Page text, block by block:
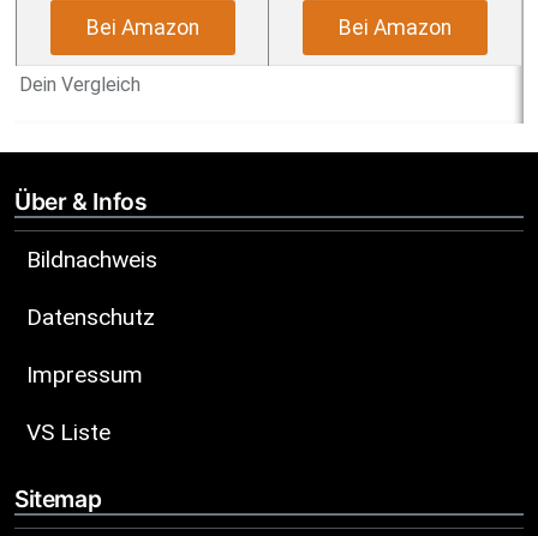
Dein Vergleich
Bei Amazon Bei Amazon
Über & Infos
Bildnachweis
Datenschutz
Impressum
VS Liste
Sitemap